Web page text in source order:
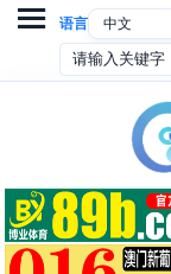
语言
